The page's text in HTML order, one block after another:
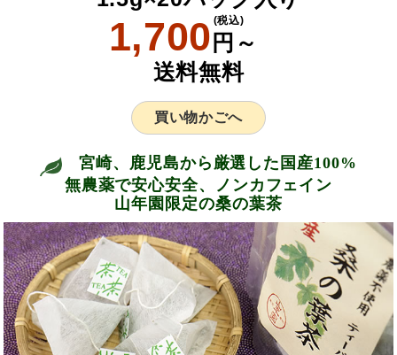
1,700 円～
(税込)
送料無料
買い物かごへ
宮崎、鹿児島から厳選した国産100%
無農薬で安心安全、ノンカフェイン
山年園限定の桑の葉茶